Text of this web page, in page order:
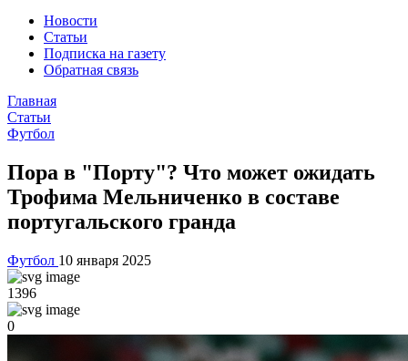
Новости
Статьи
Подписка на газету
Обратная связь
Главная
Статьи
Футбол
Пора в "Порту"? Что может ожидать
Трофима Мельниченко в составе
португальского гранда
Футбол 10 января 2025
1396
0